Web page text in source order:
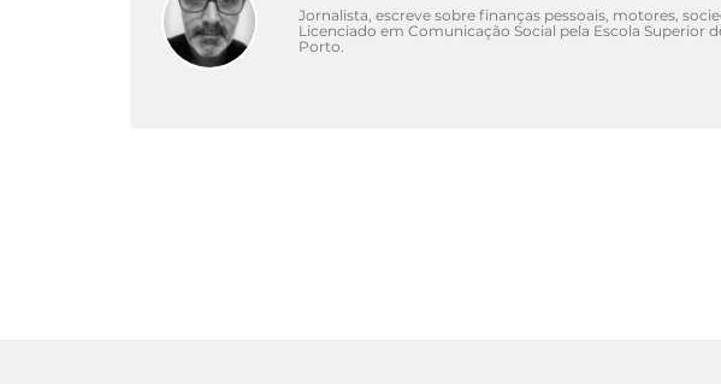
Jornalista, escreve sobre finanças pessoais, motores,
Licenciado em Comunicação Social pela Escola Superior
Porto.